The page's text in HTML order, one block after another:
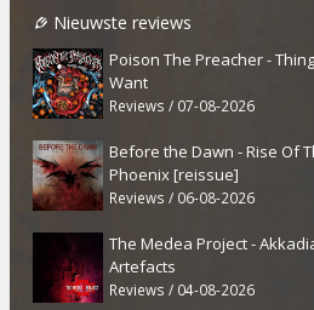
Nieuwste reviews
Poison The Preacher -
Want
Reviews / 07-08-2026
Before the Dawn - Rise Of
Phoenix [reissue]
Reviews / 06-08-2026
The Medea Project -
Artefacts
Reviews / 04-08-2026